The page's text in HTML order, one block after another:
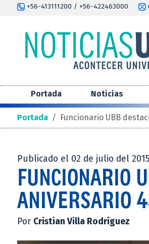
+56-413111200 / +56-422463000
Portada Noticias
Portada / Funcionario UBB
Publicado el 02 de julio del 2015
FUNCIONARIO
ANIVERSARIO
Por Cristian Villa Rodríguez